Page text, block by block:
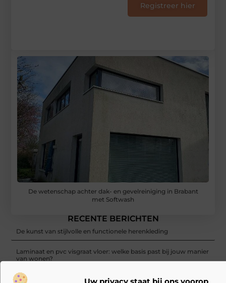
De wetenschap achter dak- en gevelreiniging in Brabant
met Softwash
RECENTE BERICHTEN
De kunst van stijlvolle en functionele herenkleding
Laminaat en pvc visgraat vloer: welke basis past bij jouw manier
van wonen?
De Beste Schoonmaakoplossingen: Stofzuiger met Zak en
Registreer hier